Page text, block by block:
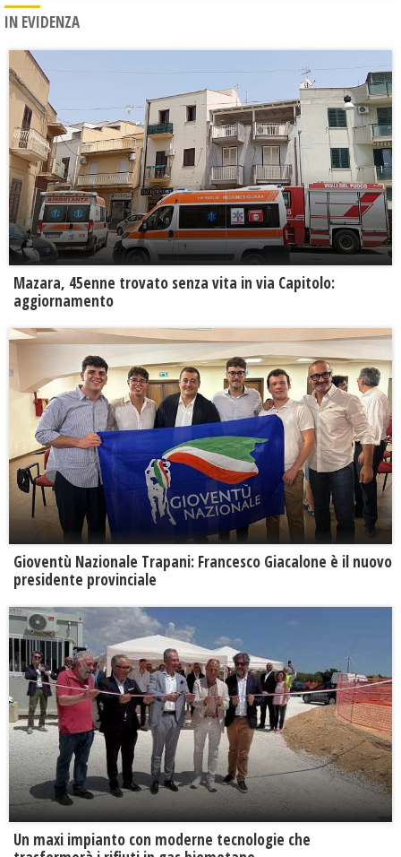
IN EVIDENZA
Mazara, 45enne trovato senza vita in via Capitolo:
aggiornamento
Gioventù Nazionale Trapani: Francesco Giacalone è il nuovo
presidente provinciale
Un maxi impianto con moderne tecnologie che